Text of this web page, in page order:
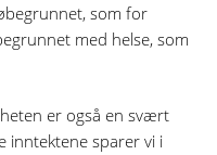
som for
med helse, som
er også en svært
inntektene sparer vi i